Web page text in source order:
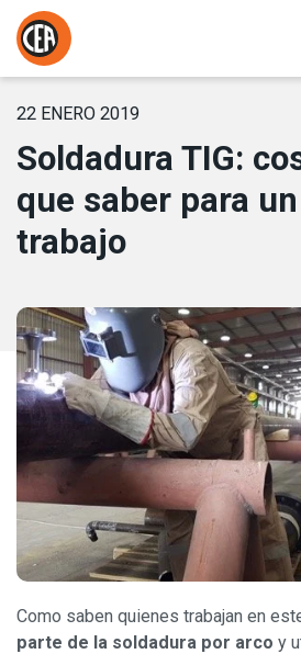
Saltar al contenido
HOME/
SABER PARA UN BUEN TRABAJO
22 ENERO 2019
Soldadura TIG:
que saber para
trabajo
Como saben quienes trabajan en
parte de la soldadura por arco y